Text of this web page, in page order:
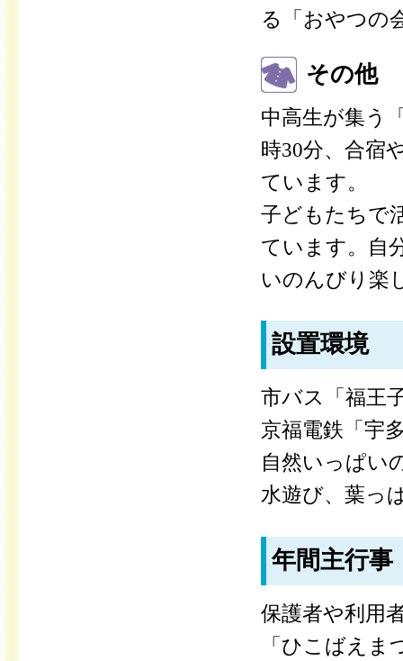
る「おやつの
その他
中高生が集う
時30分、合宿
ています。
子どもたちで
ています。自
いのんびり楽
設置環境
市バス「福王
京福電鉄「宇
自然いっぱい
水遊び、葉っ
年間主行事
保護者や利用
「ひこばえ